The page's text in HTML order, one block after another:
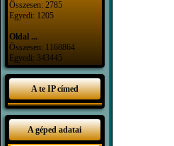
Összesen: 2785
Egyedi: 1205
Oldal ...
Összesen: 1168864
Egyedi: 343445
A te IP címed
A géped adatai